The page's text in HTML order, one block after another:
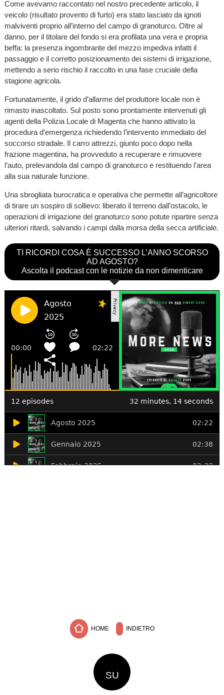
Come avevamo raccontato nel nostro precedente articolo, il
veicolo (risultato provento di furto) era stato lasciato da ignoti
malviventi proprio all’interno del campo di granoturco. Oltre al
danno, per il titolare del fondo si era profilata una vera e propria
beffa: la presenza ingombrante del mezzo impediva infatti il
passaggio e il corretto posizionamento dei sistemi di irrigazione,
mettendo a serio rischio il raccolto in una fase cruciale della
stagione agricola.
Fortunatamente, il grido d’allarme del produttore locale non è
rimasto inascoltato. Sul posto sono prontamente intervenuti gli
agenti della Polizia Locale di Magenta che hanno attivato la
procedura d’emergenza richiedendo l’intervento immediato del
soccorso stradale. Il carro attrezzi, giunto poco dopo nella
frazione magentina, ha provveduto a recuperare e rimuovere
l’auto, prelevandola dal campo di granoturco e restituendo l’area
alla sua naturale funzione.
Una sbrogliata burocratica e operativa che permette all’agricoltore
di tirare un sospiro di sollievo: liberato il terreno dall’ostacolo, le
operazioni di irrigazione del granoturco sono potute ripartire senza
ulteriori ritardi, salvando i campi dalla morsa della secca artificiale.
TI RICORDI COSA È SUCCESSO L’ANNO SCORSO
AD AGOSTO?
Ascolta il podcast con le notizie da non dimenticare
HOME INDIETRO
SU